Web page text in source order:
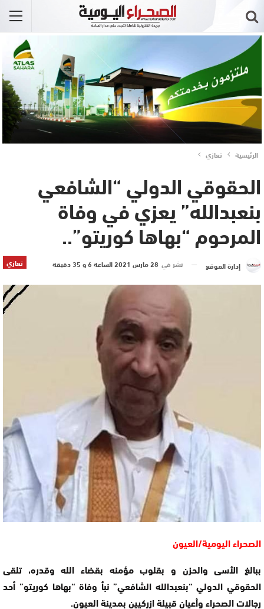
الرئيسية تعازي
الحقوقي الدولي “الشافعي
بنعبدالله” يعزي في وفاة
المرحوم “بهاها كوريتو”..
تعازي إدارة الموقع نشر في 28 مارس 2021 الساعة 6 و 35 دقيقة
الصحراء اليومية/العيون
ببالغ الأسى والحزن و بقلوب مؤمنه بقضاء الله وقدره، تلقى
الحقوقي الدولي “بنعبدالله الشافعي” نبأ وفاة “بهاها كوريتو” أحد
رجالات الصحراء وأعيان قبيلة ازركيين بمدينة العيون.